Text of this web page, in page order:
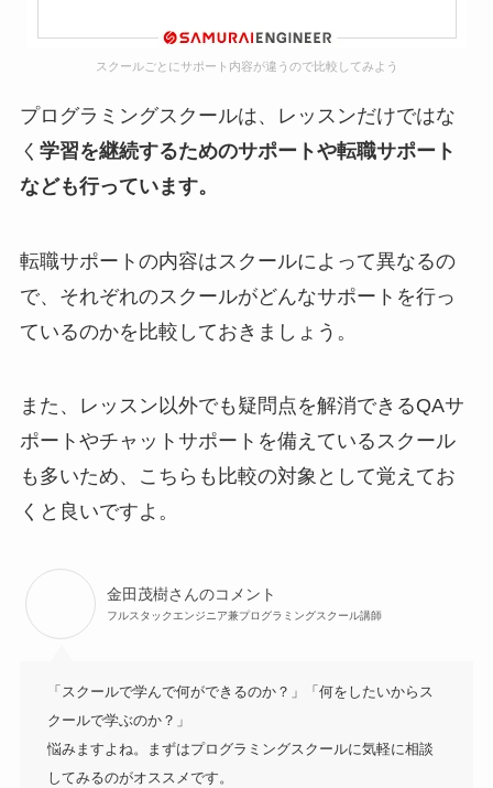
スクールごとにサポート内容が違うので比較してみよう
プログラミングスクールは、レッスンだけではな
く 学習を継続するためのサポートや転職サポート
なども行っています。
転職サポートの内容はスクールによって異なるの
で、それぞれのスクールがどんなサポートを行っ
ているのかを比較しておきましょう。
また、レッスン以外でも疑問点を解消できるQAサ
ポートやチャットサポートを備えているスクール
も多いため、こちらも比較の対象として覚えてお
くと良いですよ。
金田茂樹さんのコメント
フルスタックエンジニア兼プログラミングスクール講師
「スクールで学んで何ができるのか？」「何をしたいからス
クールで学ぶのか？」
悩みますよね。まずはプログラミングスクールに気軽に相談
してみるのがオススメです。